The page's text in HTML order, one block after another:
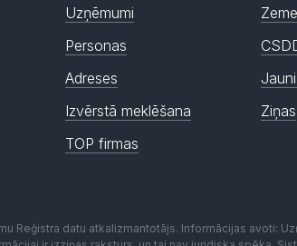
Uzņēmumi
Personas
Adreses
Izvērstā meklēšana
TOP firmas
Ziņas
Reģistra datu atkalizmantotājs. Informācijas avoti: